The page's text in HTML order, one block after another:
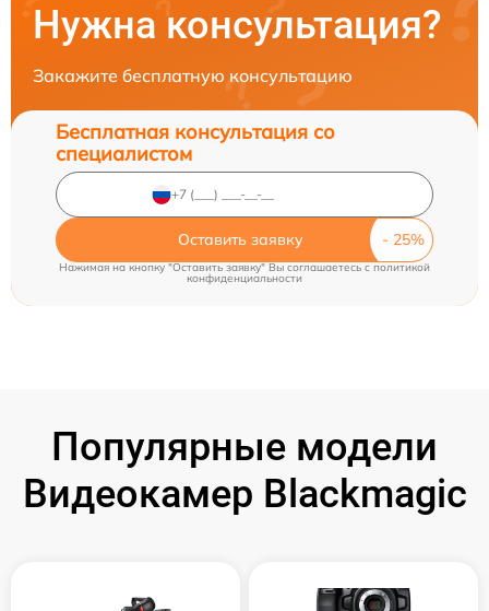
Нужна консультация?
Закажите бесплатную консультацию
Бесплатная консультация со
специалистом
Оставить заявку
Нажимая на кнопку "Оставить заявку" Вы соглашаетесь cполитикой
конфиденциальности
Популярные модели
Видеокамер Blackmagic